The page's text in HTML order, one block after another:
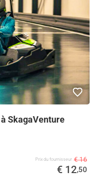
SkagaVenture
Prix ​​du fournisseur € 16
€ 12,50